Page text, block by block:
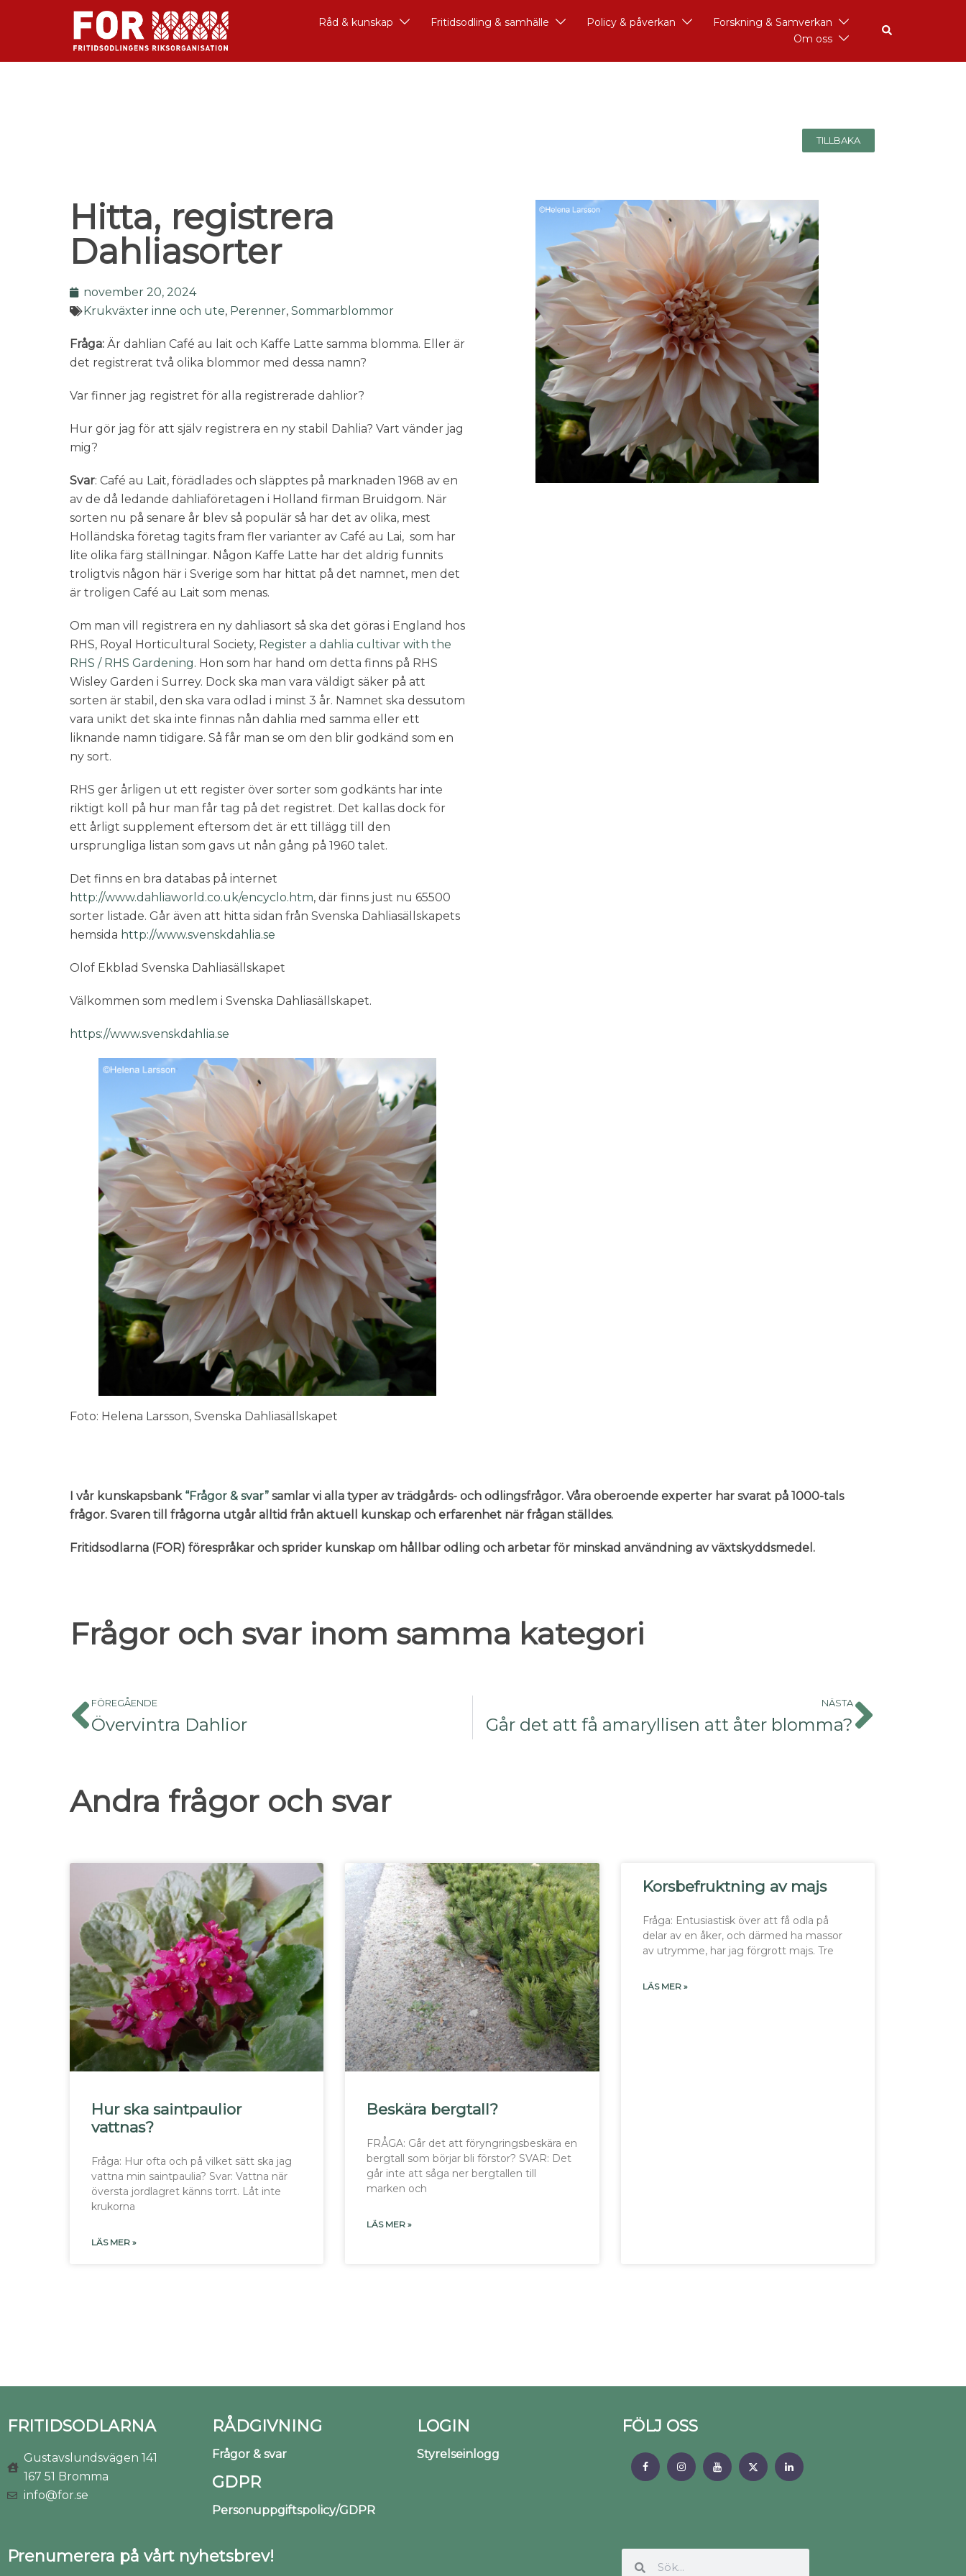
Råd & kunskap Fritidsodling & samhälle Policy & påverkan
Forskning & Samverkan
Om oss
TILLBAKA
Hitta, registrera
Dahliasorter
november 20, 2024
Krukväxter inne och ute, Perenner, Sommarblommor
Fråga: Är dahlian Café au lait och Kaffe Latte samma blomma. Eller är
det registrerat två olika blommor med dessa namn?
Var finner jag registret för alla registrerade dahlior?
Hur gör jag för att själv registrera en ny stabil Dahlia? Vart vänder jag
mig?
Svar: Café au Lait, förädlades och släpptes på marknaden 1968 av en
av de då ledande dahliaföretagen i Holland firman Bruidgom. När
sorten nu på senare år blev så populär så har det av olika, mest
Holländska företag tagits fram fler varianter av Café au Lai, som har
lite olika färg ställningar. Någon Kaffe Latte har det aldrig funnits
troligtvis någon här i Sverige som har hittat på det namnet, men det
är troligen Café au Lait som menas.
Om man vill registrera en ny dahliasort så ska det göras i England hos
RHS, Royal Horticultural Society, Register a dahlia cultivar with the
RHS / RHS Gardening. Hon som har hand om detta finns på RHS
Wisley Garden i Surrey. Dock ska man vara väldigt säker på att
sorten är stabil, den ska vara odlad i minst 3 år. Namnet ska dessutom
vara unikt det ska inte finnas nån dahlia med samma eller ett
liknande namn tidigare. Så får man se om den blir godkänd som en
ny sort.
RHS ger årligen ut ett register över sorter som godkänts har inte
riktigt koll på hur man får tag på det registret. Det kallas dock för
ett årligt supplement eftersom det är ett tillägg till den
ursprungliga listan som gavs ut nån gång på 1960 talet.
Det finns en bra databas på internet
http://www.dahliaworld.co.uk/encyclo.htm, där finns just nu 65500
sorter listade. Går även att hitta sidan från Svenska Dahliasällskapets
hemsida http://www.svenskdahlia.se
Olof Ekblad Svenska Dahliasällskapet
Välkommen som medlem i Svenska Dahliasällskapet.
https://www.svenskdahlia.se
Foto: Helena Larsson, Svenska Dahliasällskapet
I vår kunskapsbank “Frågor & svar” samlar vi alla typer av trädgårds- och odlingsfrågor. Våra oberoende experter har svarat på 1000-tals
frågor. Svaren till frågorna utgår alltid från aktuell kunskap och erfarenhet när frågan ställdes.
Fritidsodlarna (FOR) förespråkar och sprider kunskap om hållbar odling och arbetar för minskad användning av växtskyddsmedel.
Frågor och svar inom samma kategori
FÖREGÅENDE
Övervintra Dahlior
NÄSTA
Går det att få amaryllisen att åter blomma?
Andra frågor och svar
Hur ska saintpaulior
vattnas?
Fråga: Hur ofta och på vilket sätt ska jag
vattna min saintpaulia? Svar: Vattna när
översta jordlagret känns torrt. Låt inte
krukorna
LÄS MER »
Beskära bergtall?
FRÅGA: Går det att föryngringsbeskära en
bergtall som börjar bli förstor? SVAR: Det
går inte att såga ner bergtallen till
marken och
LÄS MER »
Korsbefruktning av majs
Fråga: Entusiastisk över att få odla på
delar av en åker, och därmed ha massor
av utrymme, har jag förgrott majs. Tre
LÄS MER »
FRITIDSODLARNA
Gustavslundsvägen 141
167 51 Bromma
info@for.se
RÅDGIVNING
Frågor & svar
GDPR
Personuppgiftspolicy/GDPR
LOGIN
Styrelseinlogg
FÖLJ OSS
Prenumerera på vårt nyhetsbrev!